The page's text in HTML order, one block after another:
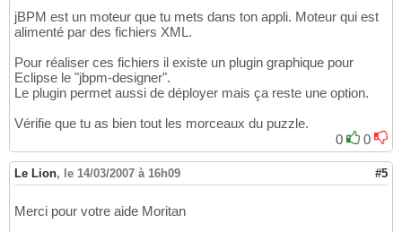
jBPM est un moteur que tu mets dans ton appli. Moteur qui est
alimenté par des fichiers XML.
Pour réaliser ces fichiers il existe un plugin graphique pour
Eclipse le "jbpm-designer".
Le plugin permet aussi de déployer mais ça reste une option.
Vérifie que tu as bien tout les morceaux du puzzle.
0
0
Le Lion, le 14/03/2007 à 16h09 #5
Merci pour votre aide Moritan